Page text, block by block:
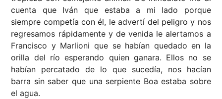
cuenta que Iván que estaba a mi lado porque
siempre competía con él, le advertí del peligro y nos
regresamos rápidamente y de venida le alertamos a
Francisco y Marlioni que se habían quedado en la
orilla del río esperando quien ganara. Ellos no se
habían percatado de lo que sucedía, nos hacían
barra sin saber que una serpiente Boa estaba sobre
el agua.